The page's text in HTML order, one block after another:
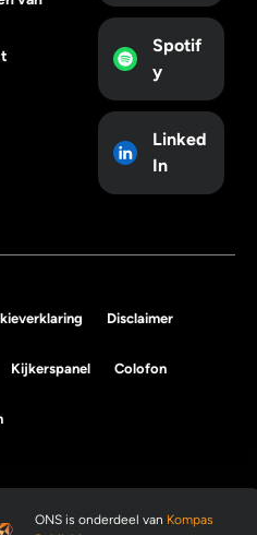
Spotif
y
Linked
In
Disclaimer
Kijkerspanel Colofon
ONS is onderdeel van Kompas